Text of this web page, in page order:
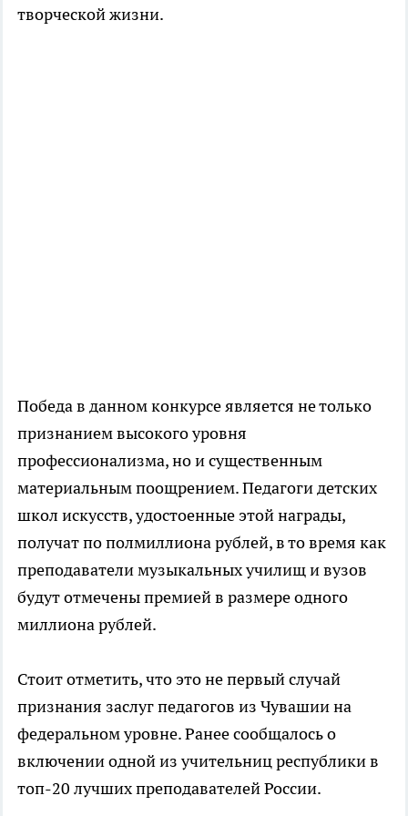
творческой жизни.
Победа в данном конкурсе является не только
признанием высокого уровня
профессионализма, но и существенным
материальным поощрением. Педагоги детских
школ искусств, удостоенные этой награды,
получат по полмиллиона рублей, в то время как
преподаватели музыкальных училищ и вузов
будут отмечены премией в размере одного
миллиона рублей.
Стоит отметить, что это не первый случай
признания заслуг педагогов из Чувашии на
федеральном уровне. Ранее сообщалось о
включении одной из учительниц республики в
топ-20 лучших преподавателей России.